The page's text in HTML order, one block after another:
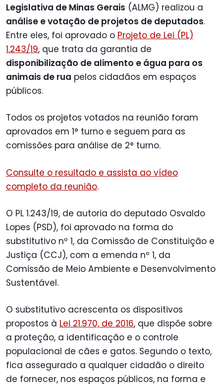
Legislativa de Minas Gerais (ALMG) realizou a
análise e votação de projetos de deputados.
Entre eles, foi aprovado o Projeto de Lei (PL)
1.243/19, que trata da garantia de
disponibilização de alimento e água para os
animais de rua pelos cidadãos em espaços
públicos.
Todos os projetos votados na reunião foram
aprovados em 1° turno e seguem para as
comissões para análise de 2° turno.
Consulte o resultado e assista ao vídeo
completo da reunião.
O PL 1.243/19, de autoria do deputado Osvaldo
Lopes (PSD), foi aprovado na forma do
substitutivo nº 1, da Comissão de Constituição e
Justiça (CCJ), com a emenda nº 1, da
Comissão de Meio Ambiente e Desenvolvimento
Sustentável.
O substitutivo acrescenta os dispositivos
propostos à Lei 21.970, de 2016, que dispõe sobre
a proteção, a identificação e o controle
populacional de cães e gatos. Segundo o texto,
fica assegurado a qualquer cidadão o direito
de fornecer, nos espaços públicos, na forma e